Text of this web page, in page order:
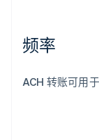
频率
ACH 转账可用于